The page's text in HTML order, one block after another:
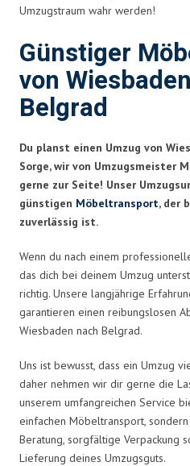
Umzugstraum wahr werden!
Günstiger
von
Belgrad
Du planst einen Umzug von
Sorge, wir von Umzugsmeister
gerne zur Seite! Unser
günstigen Möbeltransport, der
zuverlässig ist.
Wenn du nach einem
das dich bei deinem Umzug
richtig. Unsere langjährige
garantieren einen reibungslosen
Wiesbaden nach Belgrad.
Uns ist bewusst, dass ein Umzug
daher nehmen wir dir gerne die
unserem umfangreichen Service
einfachen Möbeltransport,
Beratung, sorgfältige Verpackung
Lieferung deines Umzugsguts.